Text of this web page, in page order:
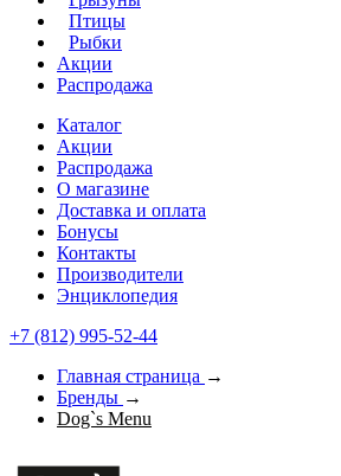
Птицы
Рыбки
Акции
Распродажа
Каталог
Акции
Распродажа
О магазине
Доставка и оплата
Бонусы
Контакты
Производители
Энциклопедия
+7 (812) 995-52-44
Главная страница →
Бренды →
Dog`s Menu